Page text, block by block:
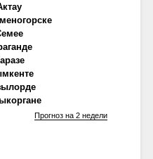
Прогноз на 2 недели